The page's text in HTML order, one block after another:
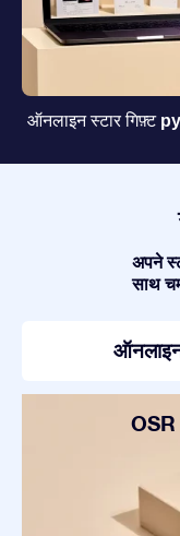
ऑनलाइन स्टार गिफ़्ट
अपने
साथ